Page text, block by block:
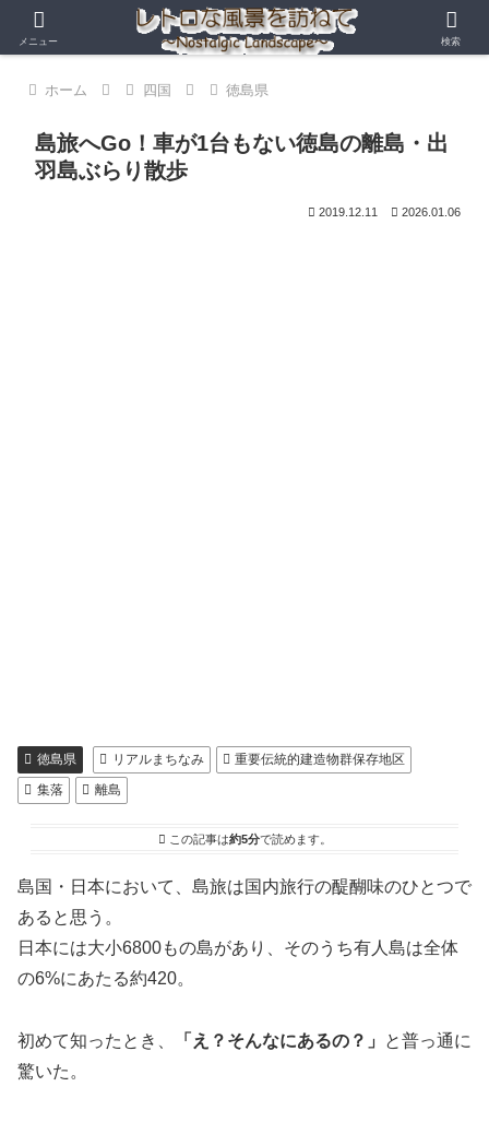
ホーム 四国 徳島県
島旅へGo！車が1台もない徳島の離島・出
羽島ぶらり散歩
2019.12.11 2026.01.06
徳島県 リアルまちなみ
重要伝統的建造物群保存地区
集落
離島
この記事は約5分で読めます。
島国・日本において、島旅は国内旅行の醍醐味のひとつで
あると思う。
日本には大小6800もの島があり、そのうち有人島は全体
の6%にあたる約420。
初めて知ったとき、 「え？そんなにあるの？」
と普っ通に
驚いた。
メニュー 検索